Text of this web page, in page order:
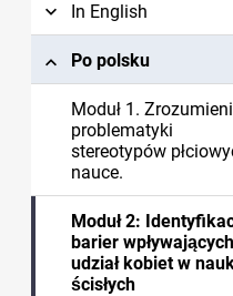
In English
Po polsku
Moduł 1.
problematyki
stereotypów
nauce.
Moduł 2:
barier
udział kobiet w
ścisłych